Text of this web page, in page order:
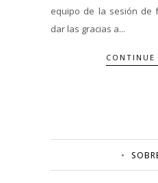
equipo de la sesión de
dar las gracias a...
CONTINUE